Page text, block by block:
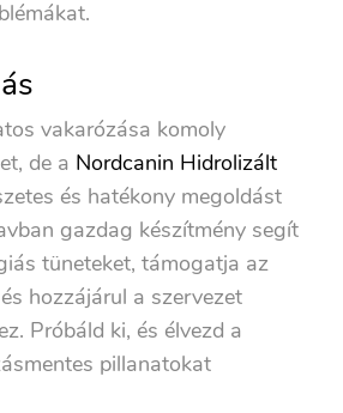
vakarózása komoly
de a Nordcanin Hidrolizált
és hatékony megoldást
gazdag készítmény segít
tüneteket, támogatja az
hozzájárul a szervezet
Próbáld ki, és élvezd a
pillanatokat